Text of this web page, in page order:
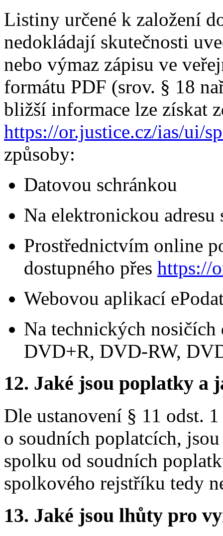
Listiny určené k založení
nedokládají skutečnosti
nebo výmaz zápisu ve
formátu PDF (srov. § 18
bližší informace lze získat
https://or.justice.cz/ias/ui/
způsoby:
Datovou schránkou
Na elektronickou adresu
Prostřednictvím online
dostupného přes https://
Webovou aplikací
Na technických
DVD+R, DVD-RW,
12. Jaké jsou poplatky a
Dle ustanovení § 11 odst.
o soudních poplatcích,
spolku od soudních
spolkového rejstříku tedy
13. Jaké jsou lhůty pro